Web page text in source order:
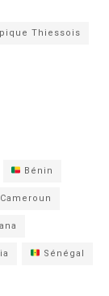
Thiessois
Bénin
Cameroun
Sénégal